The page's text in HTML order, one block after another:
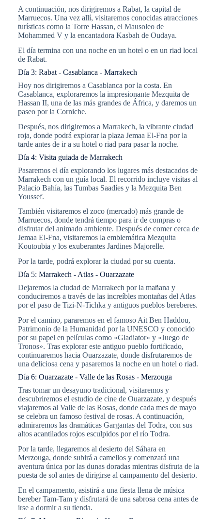
A continuación, nos dirigiremos a Rabat, la capital de
Marruecos. Una vez allí, visitaremos conocidas atracciones
turísticas como la Torre Hassan, el Mausoleo de
Mohammed V y la encantadora Kasbah de Oudaya.
El día termina con una noche en un hotel o en un riad local
de Rabat.
Día 3: Rabat - Casablanca - Marrakech
Hoy nos dirigiremos a Casablanca por la costa. En
Casablanca, exploraremos la impresionante Mezquita de
Hassan II, una de las más grandes de África, y daremos un
paseo por la Corniche.
Después, nos dirigiremos a Marrakech, la vibrante ciudad
roja, donde podrá explorar la plaza Jemaa El-Fna por la
tarde antes de ir a su hotel o riad para pasar la noche.
Día 4: Visita guiada de Marrakech
Pasaremos el día explorando los lugares más destacados de
Marrakech con un guía local. El recorrido incluye visitas al
Palacio Bahía, las Tumbas Saadíes y la Mezquita Ben
Youssef.
También visitaremos el zoco (mercado) más grande de
Marruecos, donde tendrá tiempo para ir de compras o
disfrutar del animado ambiente. Después de comer cerca de
Jemaa El-Fna, visitaremos la emblemática Mezquita
Koutoubia y los exuberantes Jardines Majorelle.
Por la tarde, podrá explorar la ciudad por su cuenta.
Día 5: Marrakech - Atlas - Ouarzazate
Dejaremos la ciudad de Marrakech por la mañana y
conduciremos a través de las increíbles montañas del Atlas
por el paso de Tizi-N-Tichka y antiguos pueblos bereberes.
Por el camino, pararemos en el famoso Ait Ben Haddou,
Patrimonio de la Humanidad por la UNESCO y conocido
por su papel en películas como «Gladiator» y «Juego de
Tronos». Tras explorar este antiguo pueblo fortificado,
continuaremos hacia Ouarzazate, donde disfrutaremos de
una deliciosa cena y pasaremos la noche en un hotel o riad.
Día 6: Ouarzazate - Valle de las Rosas - Merzouga
Tras tomar un desayuno tradicional, visitaremos y
descubriremos el estudio de cine de Ouarzazate, y después
viajaremos al Valle de las Rosas, donde cada mes de mayo
se celebra un famoso festival de rosas. A continuación,
admiraremos las dramáticas Gargantas del Todra, con sus
altos acantilados rojos esculpidos por el río Todra.
Por la tarde, llegaremos al desierto del Sáhara en
Merzouga, donde subirá a camellos y comenzará una
aventura única por las dunas doradas mientras disfruta de la
puesta de sol antes de dirigirse al campamento del desierto.
En el campamento, asistirá a una fiesta llena de música
bereber Tam-Tam y disfrutará de una sabrosa cena antes de
irse a dormir a su tienda.